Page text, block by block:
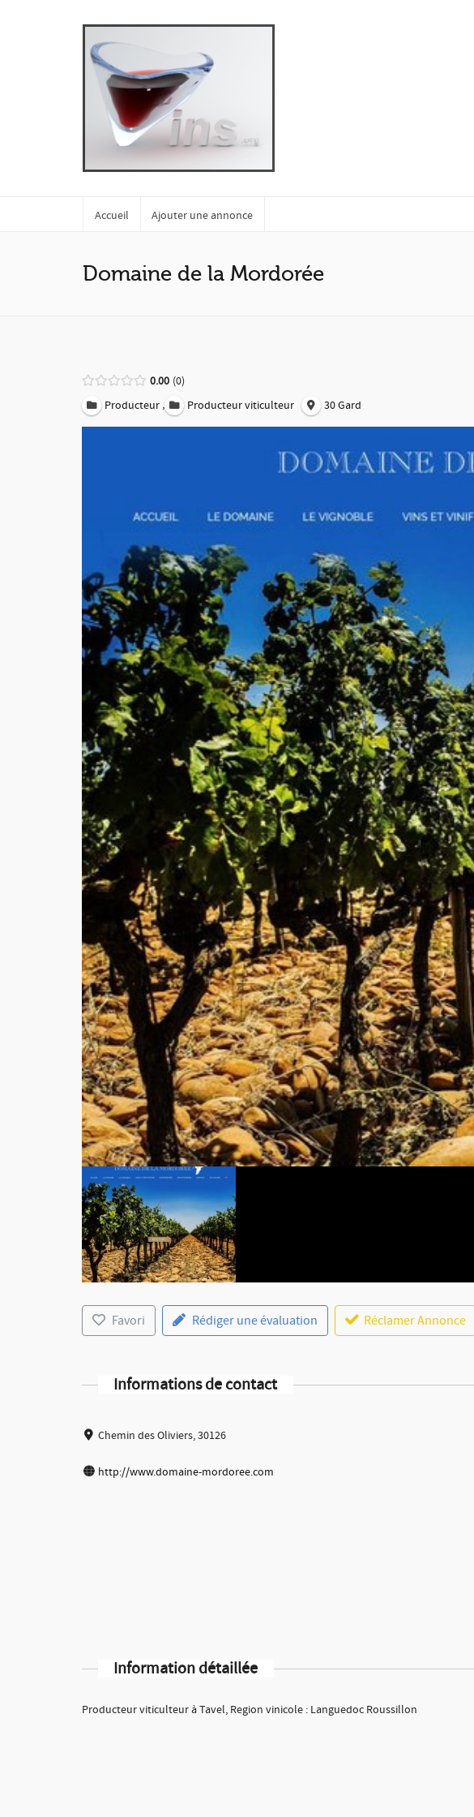
Accueil Ajouter une annonce
Domaine de la Mordorée
0.00 0
Producteur , Producteur viticulteur 30 Gard
Favori Rédiger une évaluation Réclamer Annonce
Informations de contact
Chemin des Oliviers, 30126
http://www.domaine-mordoree.com
Information détaillée
Producteur viticulteur à Tavel, Region vinicole : Languedoc Roussillon